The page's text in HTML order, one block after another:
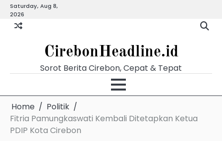
Skip
content
Saturday, Aug 8,
2026
CirebonHeadline.id
Sorot Berita Cirebon, Cepat & Tepat
Home
Politik
Fitria Pamungkaswati Kembali Ditetapkan Ketua
PDIP Kota Cirebon